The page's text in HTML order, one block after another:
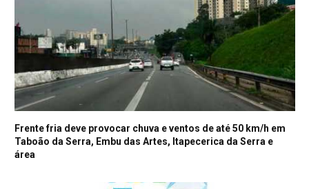
Frente fria deve provocar chuva e ventos de até 50 km/h em
Taboão da Serra, Embu das Artes, Itapecerica da Serra e
área